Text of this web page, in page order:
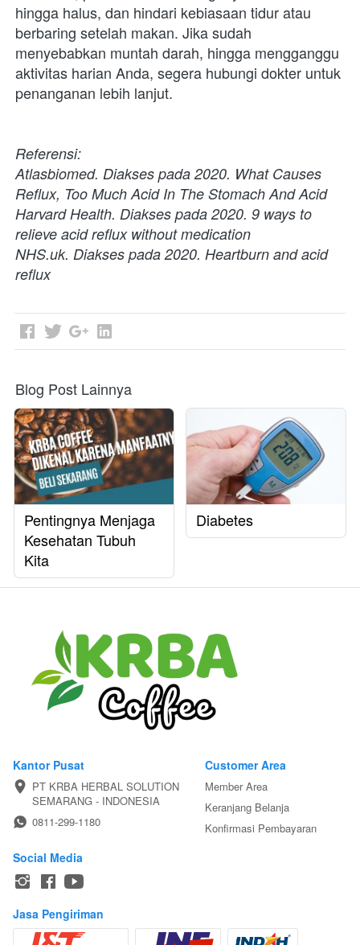
hingga halus, dan hindari kebiasaan tidur atau
berbaring setelah makan. Jika sudah
menyebabkan muntah darah, hingga mengganggu
aktivitas harian Anda, segera hubungi dokter untuk
penanganan lebih lanjut.
Referensi:
Atlasbiomed. Diakses pada 2020. What Causes
Reflux, Too Much Acid In The Stomach And Acid
Harvard Health. Diakses pada 2020. 9 ways to
relieve acid reflux without medication
NHS.uk. Diakses pada 2020. Heartburn and acid
reflux
Blog Post Lainnya
Pentingnya Menjaga
Kesehatan Tubuh
Kita
Diabetes
Kantor Pusat
PT KRBA HERBAL SOLUTION
SEMARANG - INDONESIA
0811-299-1180
Customer Area
Member Area
Keranjang Belanja
Konfirmasi Pembayaran
Social Media
Jasa Pengiriman